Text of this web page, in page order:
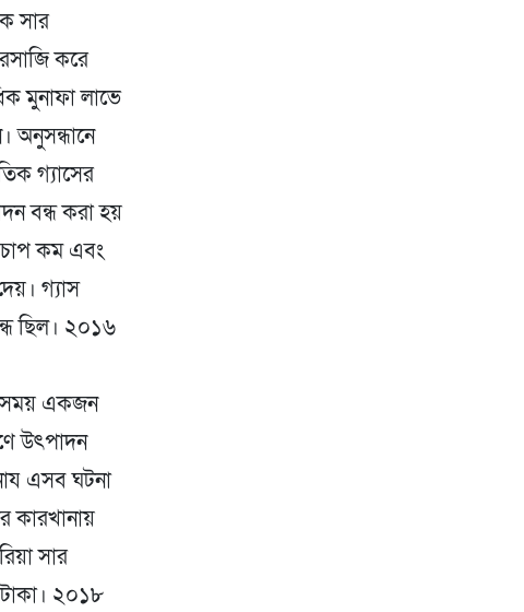
সার
করে
মুনাফা লাভে
অনুসন্ধানে
গ্যাসের
বন্ধ করা হয়
চাপ কম এবং
গ্যাস
ছিল। ২০১৬
সময় একজন
উৎপাদন
এসব ঘটনা
কারখানায়
সার
২০১৮